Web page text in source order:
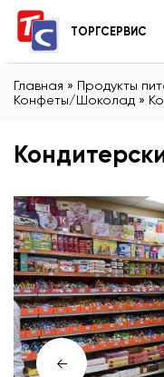
ТОРГСЕРВИС
Главная » Продукты
Конфеты/Шоколад »
←